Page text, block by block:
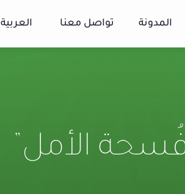
المدونة تواصل معنا العربية
الأمل”